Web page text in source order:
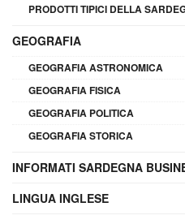
PRODOTTI TIPICI DELLA
GEOGRAFIA
GEOGRAFIA ASTRONOMICA
GEOGRAFIA FISICA
GEOGRAFIA POLITICA
GEOGRAFIA STORICA
INFORMATI SARDEGNA
LINGUA INGLESE